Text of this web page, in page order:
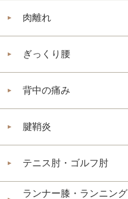
肉離れ
ぎっくり腰
背中の痛み
腱鞘炎
テニス肘・ゴルフ肘
ランナー膝・ランニング